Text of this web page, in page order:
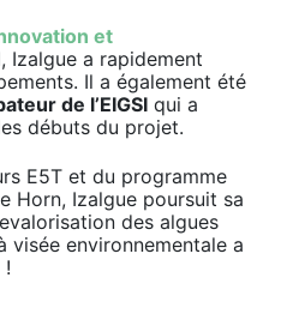
et
Izalgue a rapidement
Il a également été
de l’EIGSI qui a
débuts du projet.
E5T et du programme
Horn, Izalgue poursuit sa
des algues
visée environnementale a
!